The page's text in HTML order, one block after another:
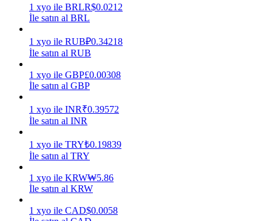
Günlük rekabetçi ödüller kazanın
1 xyo ile BRLR$0.0212
İle satın al BRL
1 xyo ile RUB₽0.34218
İle satın al RUB
1 xyo ile GBP£0.00308
İle satın al GBP
1 xyo ile INR₹0.39572
İle satın al INR
1 xyo ile TRY₺0.19839
İle satın al TRY
1 xyo ile KRW₩5.86
İle satın al KRW
1 xyo ile CAD$0.0058